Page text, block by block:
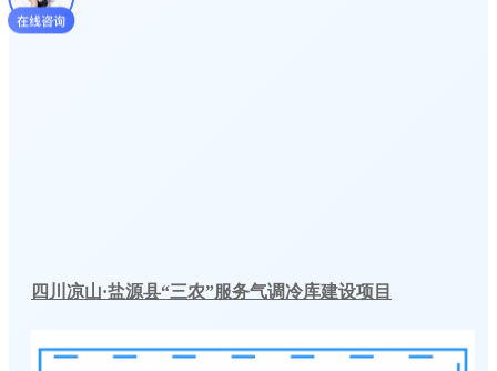
四川凉山·盐源县“三农”服务气调冷库建设项目